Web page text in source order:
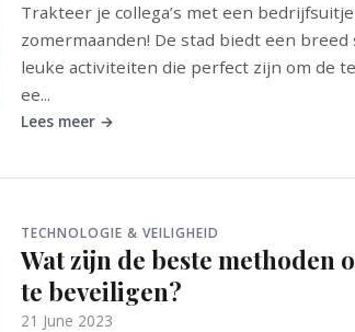
Trakteer je collega’s met een
zomermaanden! De stad biedt een breed
leuke activiteiten die perfect zijn om de
ee...
Lees meer →
TECHNOLOGIE & VEILIGHEID
Wat zijn de beste methoden
te beveiligen?
21 June 2023